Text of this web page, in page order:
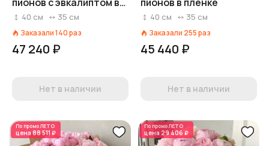
коробке
40 см 35 см
Заказали140раз
47 240 ₽
Нет в наличии
40 см 35 см
Заказали 255раз
45 440 ₽
Нет в наличии
По промоЛЕТО
цена88 511 ₽
По промоЛЕТО
цена 29 406 ₽